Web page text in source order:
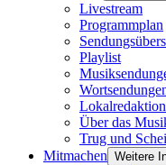
Livestream
Programmplan
Playlist
Über das
Trug und
Mitmachen Weitere